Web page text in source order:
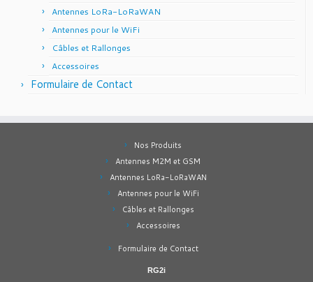
Antennes LoRa-LoRaWAN
Antennes pour le WiFi
Câbles et Rallonges
Accessoires
Formulaire de Contact
Nos Produits
Antennes M2M et GSM
Antennes LoRa-LoRaWAN
Antennes pour le WiFi
Câbles et Rallonges
Accessoires
Formulaire de Contact
RG2i